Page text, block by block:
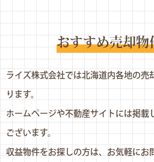
おすすめ売却
ライズ株式会社では北海道内各地の売
ります。
ホームページや不動産サイトには掲載
ございます。
収益物件をお探しの方は、お気軽にお